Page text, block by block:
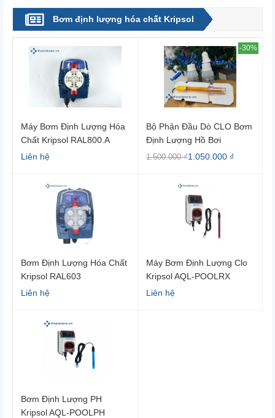
Bơm định lượng hóa chất Kripsol
Máy Bơm Định Lượng Hóa
Chất Kripsol RAL800.A
Liên hệ
-30%
Bộ Phận Đầu Dò CLO Bơm
Định Lượng Hồ Bơi
RPR603.A Kripsol
1.500.000 ₫1.050.000 ₫
Bơm Định Lượng Hóa Chất
Kripsol RAL603
Liên hệ
Máy Bơm Định Lượng Clo
Kripsol AQL-POOLRX
Liên hệ
Bơm Định Lượng PH
Kripsol AQL-POOLPH